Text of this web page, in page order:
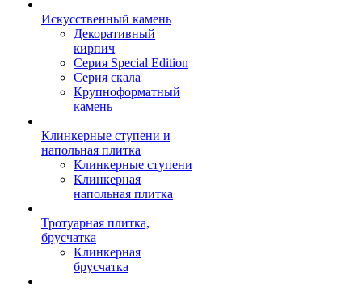
Искусственный камень
Декоративный
кирпич
Серия Special Edition
Серия скала
Крупноформатный
камень
Клинкерные ступени и
напольная плитка
Клинкерные ступени
Клинкерная
напольная плитка
Тротуарная плитка,
брусчатка
Клинкерная
брусчатка